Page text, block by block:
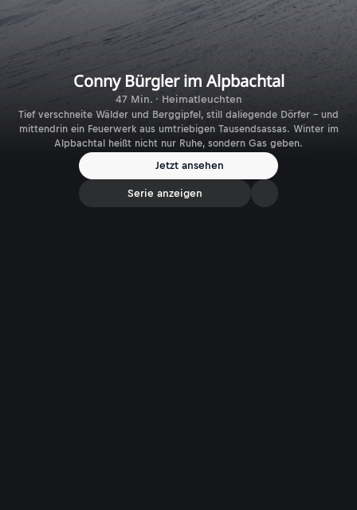
Conny Bürgler im Alpbachtal
47 Min. · Heimatleuchten
Tief verschneite Wälder und Berggipfel, still daliegende Dörfer – und
mittendrin ein Feuerwerk aus umtriebigen Tausendsassas. Winter im
Alpbachtal heißt nicht nur Ruhe, sondern Gas geben.
Jetzt ansehen
Serie anzeigen